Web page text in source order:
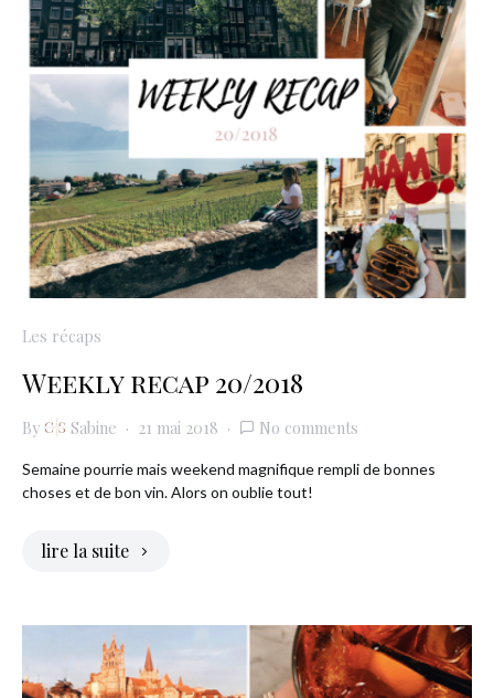
Les récaps
Weekly recap 20/2018
By Sabine 21 mai 2018 No comments
Semaine pourrie mais weekend magnifique rempli de bonnes
choses et de bon vin. Alors on oublie tout!
lire la suite